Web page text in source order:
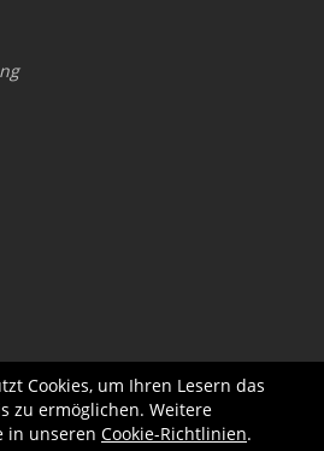
Cookies, um Ihren Lesern das
zu ermöglichen. Weitere
in unseren Cookie-Richtlinien.